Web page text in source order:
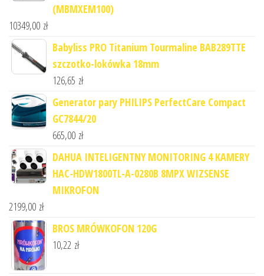
(MBMXEM100)
10349,00 zł
Babyliss PRO Titanium Tourmaline BAB289TTE
szczotko-lokówka 18mm
126,65 zł
Generator pary PHILIPS PerfectCare Compact
GC7844/20
665,00 zł
DAHUA INTELIGENTNY MONITORING 4 KAMERY
HAC-HDW1800TL-A-0280B 8MPX WIZSENSE
MIKROFON
2199,00 zł
BROS MRÓWKOFON 120G
10,22 zł